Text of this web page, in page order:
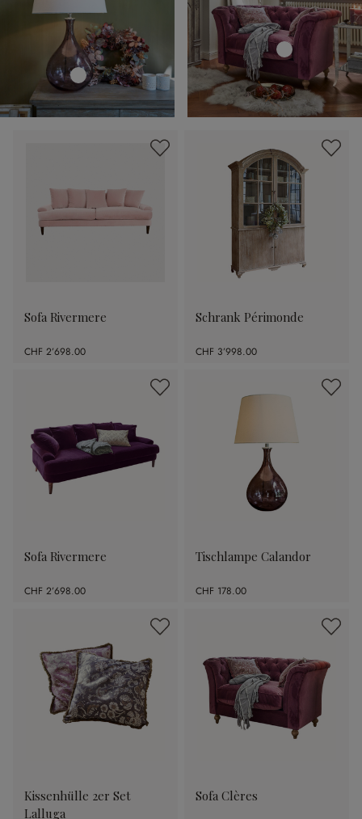
Sofa Rivermere
CHF 2’698.00
Schrank Périmonde
CHF 3’998.00
Sofa Rivermere
CHF 2’698.00
Tischlampe Calandor
CHF 178.00
Kissenhülle 2er Set
Lalluga
Sofa Clères